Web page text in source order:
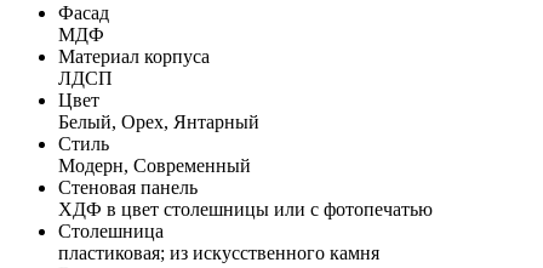
Фасад
МДФ
Материал корпуса
ЛДСП
Цвет
Белый, Орех, Янтарный
Стиль
Модерн, Современный
Стеновая панель
ХДФ в цвет столешницы или с фотопечатью
Столешница
пластиковая; из искусственного камня